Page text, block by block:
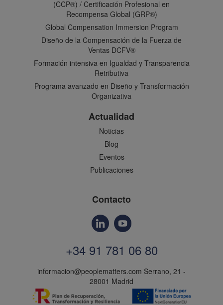
(CCP®) / Certificación Profesional en
Recompensa Global (GRP®)
Global Compensation Immersion Program
Diseño de la Compensación de la Fuerza de
Ventas DCFV®
Formación intensiva en Igualdad y Transparencia
Retributiva
Programa avanzado en Diseño y Transformación
Organizativa
Actualidad
Noticias
Blog
Eventos
Publicaciones
Contacto
+34 91 781 06 80
informacion@peoplematters.com Serrano, 21 -
28001 Madrid